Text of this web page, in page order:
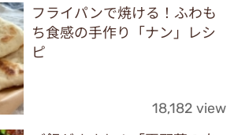
フライパンで焼ける！ふわも
ち食感の手作り「ナン」レシ
ピ
18,182 view